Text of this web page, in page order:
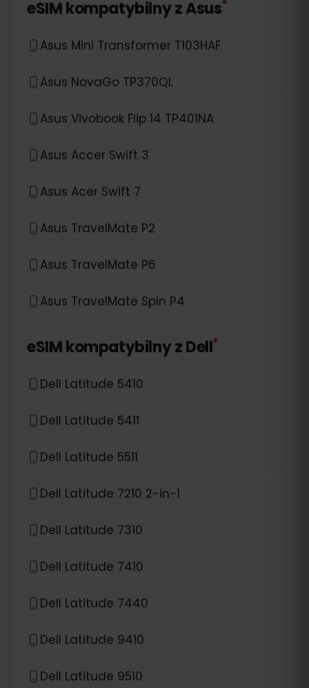
eSIM kompatybilny zAsus*
Asus Mini Transformer T103HAF
Asus NovaGo TP370QL
Asus Vivobook Flip 14 TP401NA
Asus Accer Swift 3
Asus Acer Swift 7
Asus TravelMate P2
Asus TravelMate P6
Asus TravelMate Spin P4
eSIM kompatybilny zDell*
Dell Latitude 5410
Dell Latitude 5411
Dell Latitude 5511
Dell Latitude 7210 2-in-1
Dell Latitude 7310
Dell Latitude 7410
Dell Latitude 7440
Dell Latitude 9410
Dell Latitude 9510